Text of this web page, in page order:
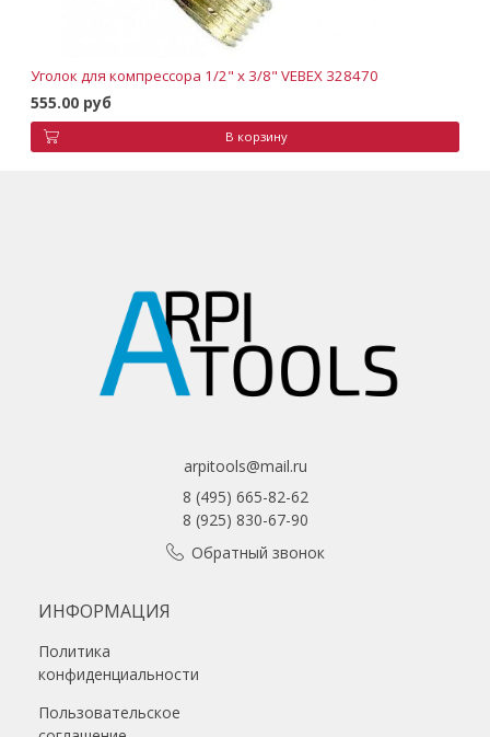
Уголок для компрессора 1/2" х 3/8" VEBEX 328470
555.00 руб
В корзину
arpitools@mail.ru
8 (495) 665-82-62
8 (925) 830-67-90
Обратный звонок
ИНФОРМАЦИЯ
Политика
конфиденциальности
Пользовательское